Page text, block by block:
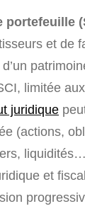
portefeuille
et de
limitée
juridique
(actions,
et